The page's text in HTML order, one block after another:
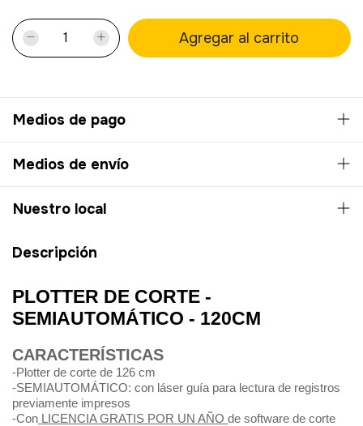
Medios de pago
Medios de envío
Nuestro local
Descripción
PLOTTER DE CORTE -
SEMIAUTOMÁTICO - 120CM
CARACTERÍSTICAS
-Plotter de corte de 126 cm
-SEMIAUTOMÁTICO: con láser guía para lectura de registros
previamente impresos
-Con LICENCIA GRATIS POR UN AÑO de software de corte